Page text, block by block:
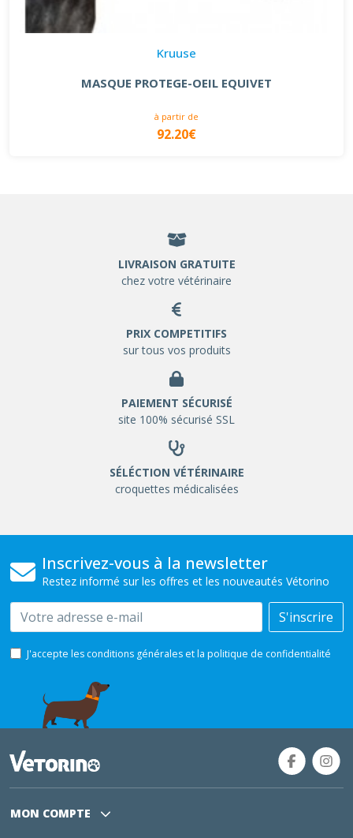
Kruuse
MASQUE PROTEGE-OEIL EQUIVET
à partir de
92.20€
LIVRAISON GRATUITE
chez votre vétérinaire
PRIX COMPETITIFS
sur tous vos produits
PAIEMENT SÉCURISÉ
site 100% sécurisé SSL
SÉLÉCTION VÉTÉRINAIRE
croquettes médicalisées
Inscrivez-vous à la newsletter
Restez informé sur les offres et les nouveautés Vétorino
Email S'inscrire
J'accepte les conditions générales et la politique de confidentialité
MON COMPTE